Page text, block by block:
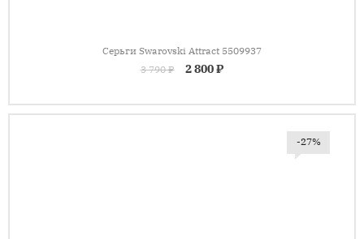
Серьги Swarovski Attract 5509937
3 790 ₽
2 800 ₽
-27%